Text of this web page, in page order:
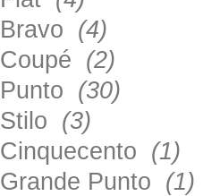
Bravo (4)
Coupé (2)
Punto (30)
Stilo (3)
Cinquecento (1)
Grande Punto (1)